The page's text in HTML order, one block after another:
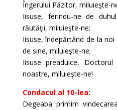
Îngerului Păzitor, miluieşte-
Iisuse, ferindu-ne de
răutăţii, miluieşte-ne;
Iisuse, îndepărtând de la
de sine, miluieşte-ne;
Iisuse preadulce,
noastre, miluieşte-ne!
Condacul al 10-lea:
Degeaba primim